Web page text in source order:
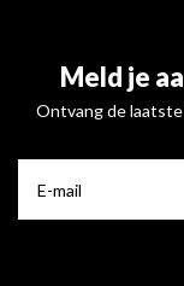
Meld je
Ontvang de laatste